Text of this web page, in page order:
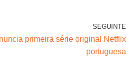
SEGUINTE
primeira série original Netflix
portuguesa